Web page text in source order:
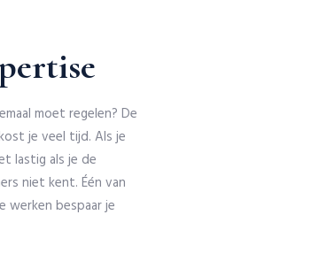
moet regelen? De
je veel tijd. Als je
lastig als je de
niet kent. Één van
werken bespaar je